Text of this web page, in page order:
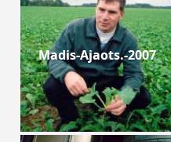
Madis-Ajaots.-2007